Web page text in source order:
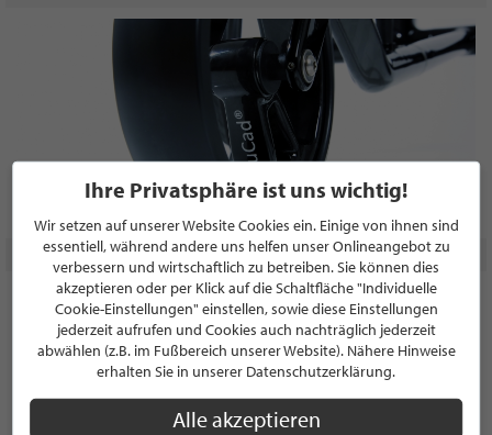
Ihre Privatsphäre ist uns wichtig!
Wir setzen auf unserer Website Cookies ein. Einige von ihnen sind
essentiell, während andere uns helfen unser Onlineangebot zu
verbessern und wirtschaftlich zu betreiben. Sie können dies
akzeptieren oder per Klick auf die Schaltfläche "Individuelle
Cookie-Einstellungen" einstellen, sowie diese Einstellungen
jederzeit aufrufen und Cookies auch nachträglich jederzeit
abwählen (z.B. im Fußbereich unserer Website). Nähere Hinweise
erhalten Sie in unserer Datenschutzerklärung.
Alle akzeptieren